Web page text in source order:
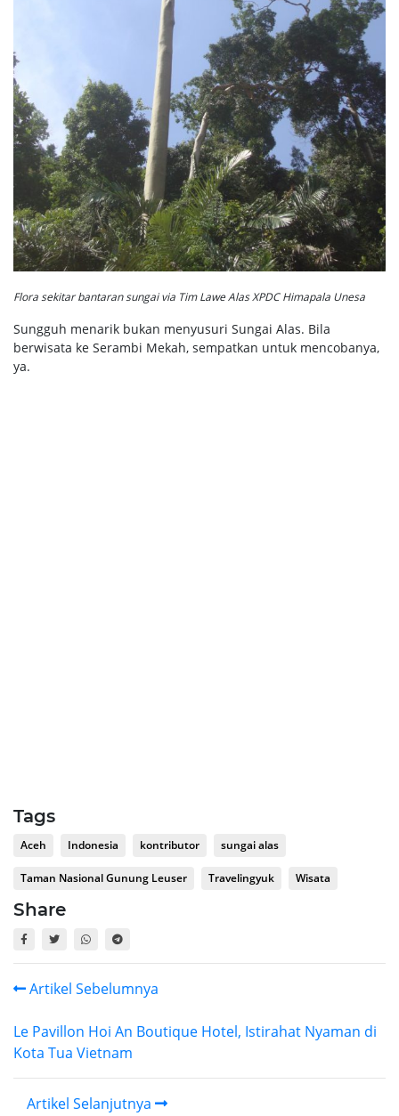
Flora sekitar bantaran sungai via Tim Lawe Alas XPDC Himapala Unesa
Sungguh menarik bukan menyusuri Sungai Alas. Bila
berwisata ke Serambi Mekah, sempatkan untuk mencobanya,
ya.
Tags
Aceh Indonesia kontributor sungai alas
Taman Nasional Gunung Leuser Travelingyuk Wisata
Share
Artikel Sebelumnya
Le Pavillon Hoi An Boutique Hotel, Istirahat Nyaman di
Kota Tua Vietnam
Artikel Selanjutnya